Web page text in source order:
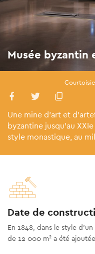
Musée byzantin
Une mine d'art et
byzantine jusqu'au
style monastique, au
Date de
En 1848, dans le style
de 12 000 m² a été